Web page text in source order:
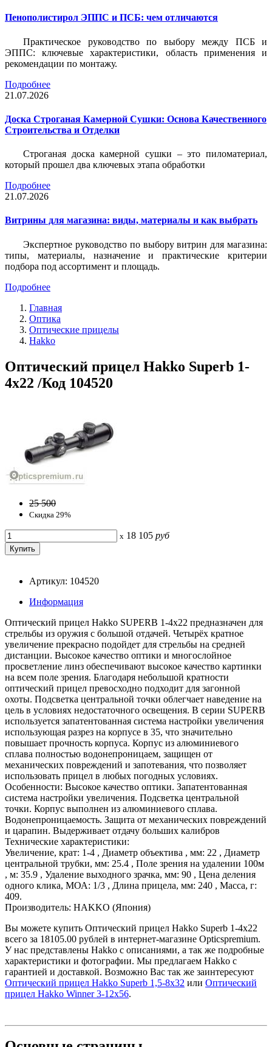
Пенополистирол ЭППС и ПСБ: чем отличаются
Практическое руководство по выбору между ПСБ и
ЭППС: ключевые характеристики, область применения и
рекомендации по монтажу.
Подробнее
21.07.2026
Доска Строганая Камерной Сушки: Основа Качественного
Строительства и Отделки
Строганая доска камерной сушки – это пиломатериал,
который прошел два ключевых этапа обработки
Подробнее
21.07.2026
Витрины для магазина: виды, материалы и как выбрать
Экспертное руководство по выбору витрин для магазина:
типы, материалы, назначение и практические критерии
подбора под ассортимент и площадь.
Подробнее
Главная
Оптика
Оптические прицелы
Hakko
Оптический прицел Hakko Superb 1-
4x22 /Код 104520
25 500
Скидка 29%
x 18 105 руб
Артикул: 104520
Информация
Оптический прицел Hakko SUPERB 1-4x22 предназначен для
стрельбы из оружия с большой отдачей. Четырёх кратное
увеличение прекрасно подойдет для стрельбы на средней
дистанции. Высокое качество оптики и многослойное
просветление линз обеспечивают высокое качество картинки
на всем поле зрения. Благодаря небольшой кратности
оптический прицел превосходно подходит для загонной
охоты. Подcветка центральной точки облегчает наведение на
цель в условиях недостаточного освещения. В серии SUPERB
используется запатентованная система настройки увеличения
использующая разрез на корпусе в 35, что значительно
повышает прочность корпуса. Корпус из алюминиевого
сплава полностью водонепроницаем, защищен от
механических повреждений и запотевания, что позволяет
использовать прицел в любых погодных условиях.
Особенности: Высокое качество оптики. Запатентованная
система настройки увеличения. Подcветка центральной
точки. Корпус выполнен из алюминиевого сплава.
Водонепроницаемость. Защита от механических повреждений
и царапин. Выдерживает отдачу больших калибров
Технические характеристики:
Увеличение, крат: 1-4 , Диаметр объектива , мм: 22 , Диаметр
центральной трубки, мм: 25.4 , Поле зрения на удалении 100м
, м: 35.9 , Удаление выходного зрачка, мм: 90 , Цена деления
одного клика, МОА: 1/3 , Длина прицела, мм: 240 , Масса, г:
409.
Производитель: HAKKO (Япония)
Вы можете купить Оптический прицел Hakko Superb 1-4x22
всего за 18105.00 рублей в интернет-магазине Opticspremium.
У нас представлены Hakko с описаниями, а так же подробные
характеристики и фотографии. Мы предлагаем Hakko с
гарантией и доставкой. Возможно Вас так же заинтересуют
Оптический прицел Hakko Superb 1,5-8x32 или Оптический
прицел Hakko Winner 3-12x56.